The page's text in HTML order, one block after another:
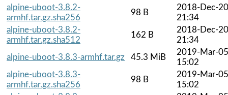
alpine-uboot-3.8.2-
armhf.tar.gz.sha256
98 B
2018-Dec-20
21:34
alpine-uboot-3.8.2-
armhf.tar.gz.sha512
162 B
2018-Dec-20
21:34
alpine-uboot-3.8.3-armhf.tar.gz
45.3 MiB
2019-Mar-05
15:02
alpine-uboot-3.8.3-
armhf.tar.gz.sha256
98 B
2019-Mar-05
15:02